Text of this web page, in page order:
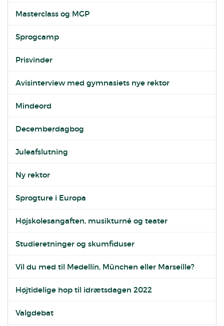
Masterclass og MGP
Sprogcamp
Prisvinder
Avisinterview med gymnasiets nye rektor
Mindeord
Decemberdagbog
Juleafslutning
Ny rektor
Sprogture i Europa
Højskolesangaften, musikturné og teater
Studieretninger og skumfiduser
Vil du med til Medellín, München eller Marseille?
Højtidelige hop til idrætsdagen 2022
Valgdebat